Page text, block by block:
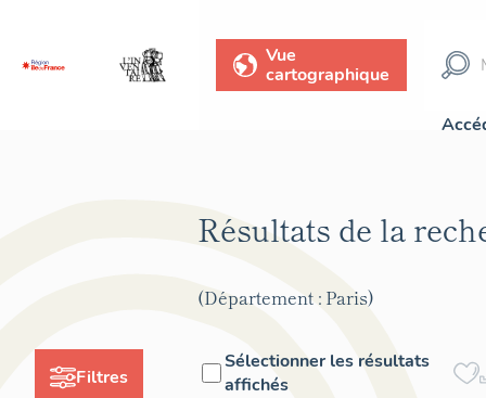
Vue
cartographique
Filtres
Résultats de la
(Département : Paris)
Sélectionner les résultats
affichés